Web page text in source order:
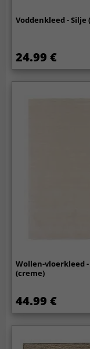
Voddenkleed - Silje
24.99 €
Wollen-vloerkleed -
(creme)
44.99 €